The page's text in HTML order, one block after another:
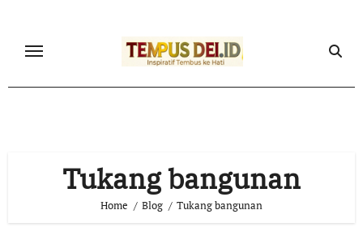
content
Tukang bangunan
Home Blog Tukang bangunan